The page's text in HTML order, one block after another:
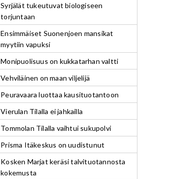
Syrjälät tukeutuvat biologiseen
torjuntaan
Ensimmäiset Suonenjoen mansikat
myytiin vapuksi
Monipuolisuus on kukkatarhan valtti
Vehviläinen on maan viljelijä
Peuravaara luottaa kausituotantoon
Vierulan Tilalla ei jahkailla
Tommolan Tilalla vaihtui sukupolvi
Prisma Itäkeskus on uudistunut
Kosken Marjat keräsi talvituotannosta
kokemusta